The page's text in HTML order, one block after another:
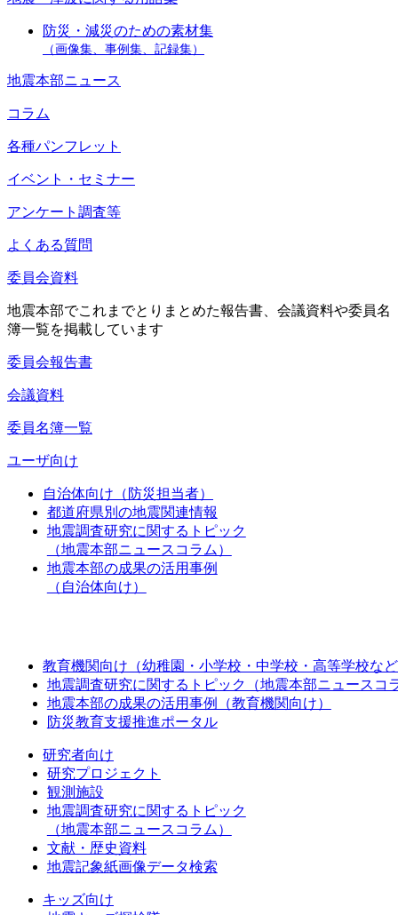
防災・減災のための素材集
（画像集、事例集、記録集）
地震本部ニュース
コラム
各種パンフレット
イベント・セミナー
アンケート調査等
よくある質問
委員会資料
地震本部でこれまでとりまとめた報告書、会議資料や委員名
簿一覧を掲載しています
委員会報告書
会議資料
委員名簿一覧
ユーザ向け
自治体向け（防災担当者）
都道府県別の地震関連情報
地震調査研究に関するトピック
（地震本部ニュースコラム）
地震本部の成果の活用事例
（自治体向け）
教育機関向け（幼稚園・小学校・中学校・高等学校な
地震調査研究に関するトピック（地震本部ニュースコ
地震本部の成果の活用事例（教育機関向け）
防災教育支援推進ポータル
研究者向け
研究プロジェクト
観測施設
地震調査研究に関するトピック
（地震本部ニュースコラム）
文献・歴史資料
地震記象紙画像データ検索
キッズ向け